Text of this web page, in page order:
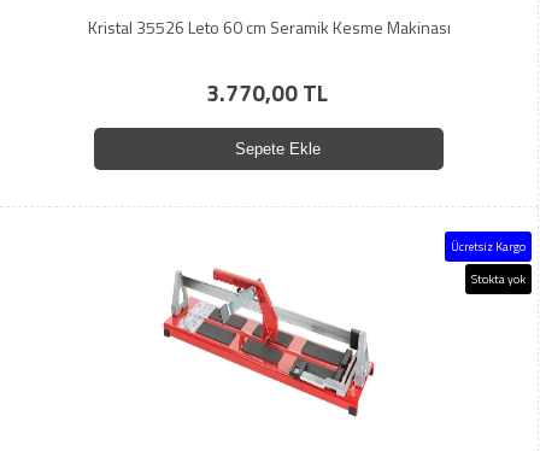
Kristal 35526 Leto 60 cm Seramik Kesme Makinası
3.770,00 TL
Sepete Ekle
Ücretsiz Kargo
Stokta yok